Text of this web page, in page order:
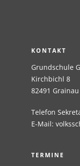
KONTAKT
Grundschule
Kirchbichl 8
82491 Grainau
Telefon
E-Mail:
TERMINE